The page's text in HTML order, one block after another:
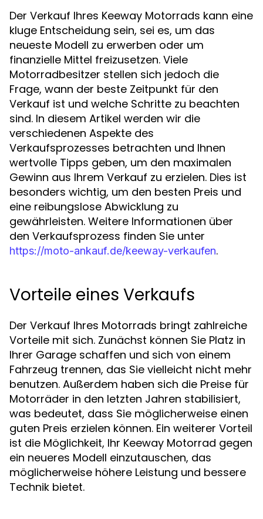
Der Verkauf Ihres Keeway Motorrads kann eine
kluge Entscheidung sein, sei es, um das
neueste Modell zu erwerben oder um
finanzielle Mittel freizusetzen. Viele
Motorradbesitzer stellen sich jedoch die
Frage, wann der beste Zeitpunkt für den
Verkauf ist und welche Schritte zu beachten
sind. In diesem Artikel werden wir die
verschiedenen Aspekte des
Verkaufsprozesses betrachten und Ihnen
wertvolle Tipps geben, um den maximalen
Gewinn aus Ihrem Verkauf zu erzielen. Dies ist
besonders wichtig, um den besten Preis und
eine reibungslose Abwicklung zu
gewährleisten. Weitere Informationen über
den Verkaufsprozess finden Sie unter
https://moto-ankauf.de/keeway-verkaufen.
Vorteile eines Verkaufs
Der Verkauf Ihres Motorrads bringt zahlreiche
Vorteile mit sich. Zunächst können Sie Platz in
Ihrer Garage schaffen und sich von einem
Fahrzeug trennen, das Sie vielleicht nicht mehr
benutzen. Außerdem haben sich die Preise für
Motorräder in den letzten Jahren stabilisiert,
was bedeutet, dass Sie möglicherweise einen
guten Preis erzielen können. Ein weiterer Vorteil
ist die Möglichkeit, Ihr Keeway Motorrad gegen
ein neueres Modell einzutauschen, das
möglicherweise höhere Leistung und bessere
Technik bietet.